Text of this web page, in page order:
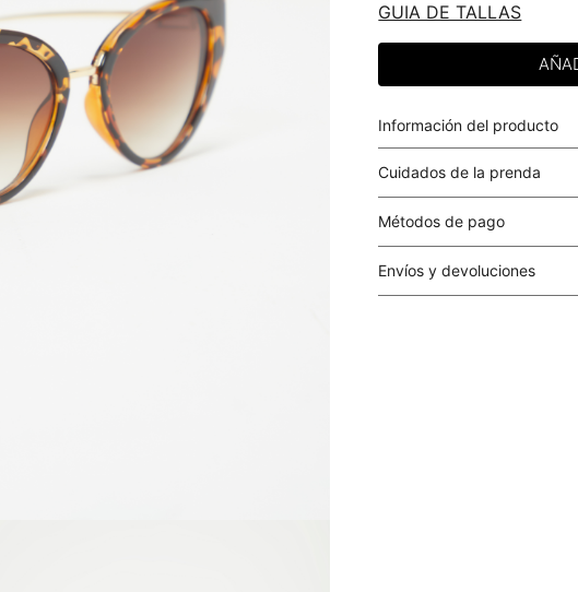
GUIA DE TALLAS
Información del producto
Cuidados de la prenda
Métodos de pago
Tarjetas de crédito: Visa,
Envíos y devoluciones